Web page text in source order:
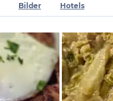
Bilder Hotels